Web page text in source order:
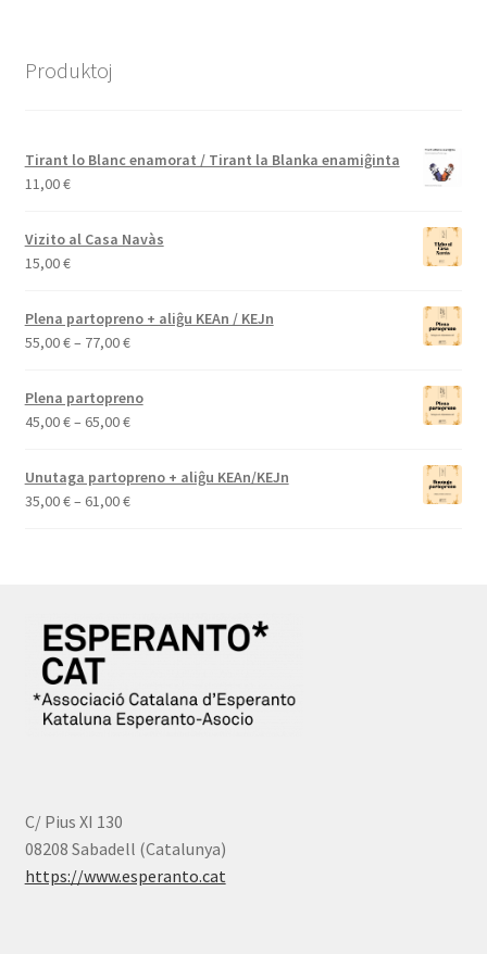
Produktoj
Tirant lo Blanc enamorat / Tirant la Blanka enamiĝinta
11,00€
Vizito al Casa Navàs
15,00€
Plena partopreno + aliĝu KEAn / KEJn
55,00€– 77,00€Price
Plena partopreno
45,00€– 65,00€Price
through
Unutaga partopreno + aliĝu KEAn/KEJn
35,00€– 61,00€Price
C/ Pius XI 130
08208 Sabadell (Catalunya)
https://www.esperanto.cat